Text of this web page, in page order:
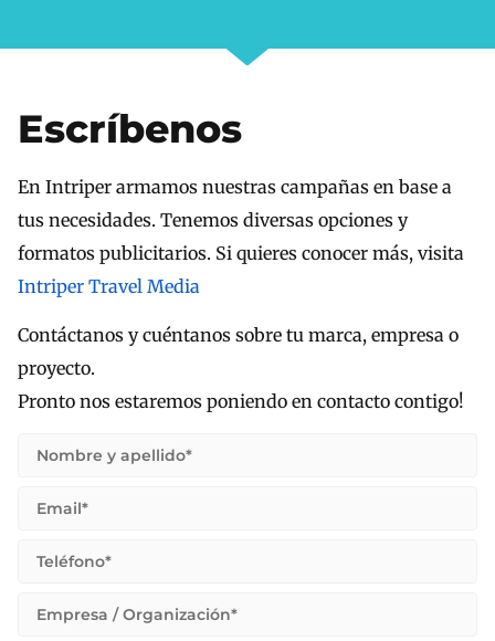
Escríbenos
En Intriper armamos nuestras campañas en base a
tus necesidades. Tenemos diversas opciones y
formatos publicitarios. Si quieres conocer más, visita
Intriper Travel Media
Contáctanos y cuéntanos sobre tu marca, empresa o
proyecto.
Pronto nos estaremos poniendo en contacto contigo!